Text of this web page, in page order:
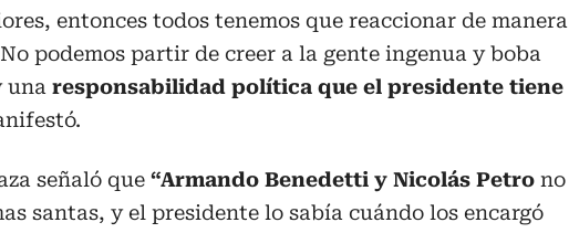
entonces todos tenemos que reaccionar de manera
podemos partir de creer a la gente ingenua y boba
una responsabilidad política que el presidente tiene
señaló que “Armando Benedetti y Nicolás Petro no
santas, y el presidente lo sabía cuándo los encargó